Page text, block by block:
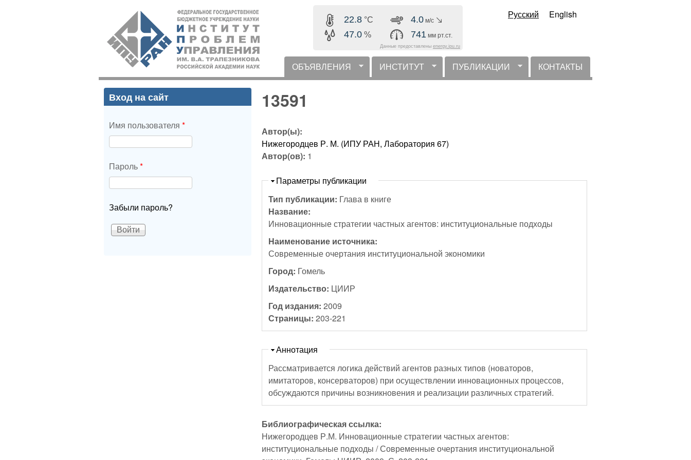
содержанию
ИПУ
РАН
22.8 °C
47.0 %
4.0 м/с
741 мм рт.ст.
Данные предоставлены energy.ipu.ru
Русский English
горизонтальное меню
ОБЪЯВЛЕНИЯ ИНСТИТУТ ПУБЛИКАЦИИ КОНТАКТЫ
13591
Автор(ы):
Нижегородцев Р. М. (ИПУ РАН, Лаборатория 67)
Автор(ов): 1
Скрыть
Параметры публикации
Тип публикации: Глава в книге
Название:
Инновационные стратегии частных агентов: институциональные подходы
Наименование источника:
Современные очертания институциональной экономики
Город: Гомель
Издательство: ЦИИР
Год издания:2009
Страницы:203-221
Скрыть
Аннотация
Рассматривается логика действий агентов разных типов (новаторов,
имитаторов, консерваторов) при осуществлении инновационных процессов,
обсуждаются причины возникновения и реализации различных стратегий.
Библиографическая ссылка:
Нижегородцев Р.М. Инновационные стратегии частных агентов:
институциональные подходы / Современные очертания институциональной
Вход на сайт
Имя пользователя *
Пароль*
Забыли пароль?